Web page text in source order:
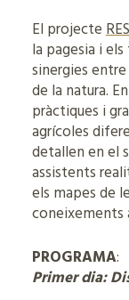
El projecte
la pagesia i
sinergies
de la natura.
pràctiques i
agrícoles
detallen en el
assistents
els mapes de
coneixements
PROGRAMA:
Primer dia: